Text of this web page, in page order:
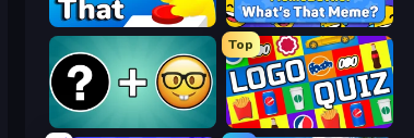
ToT or Trivia MemeBattle: What's That Meme?
Top
Logo Quiz: Game World Trivia